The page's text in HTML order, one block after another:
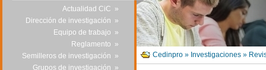
Actualidad CiC »
Dirección de investigación »
Equipo de trabajo »
Reglamento »
Semilleros de investigación »
Grupos de investigación »
Cedinpro » Investigaciones »